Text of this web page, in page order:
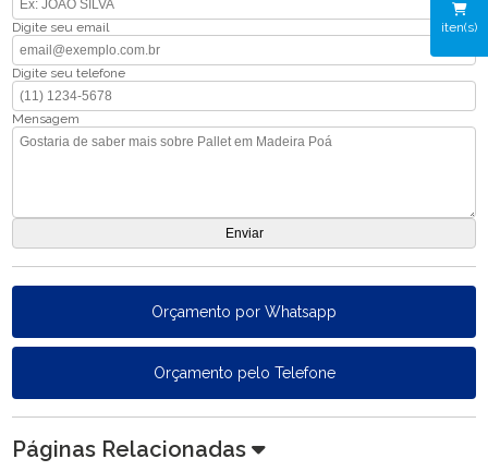
iten(s)
Digite seu email
Digite seu telefone
Mensagem
Orçamento por Whatsapp
Orçamento pelo Telefone
Páginas Relacionadas